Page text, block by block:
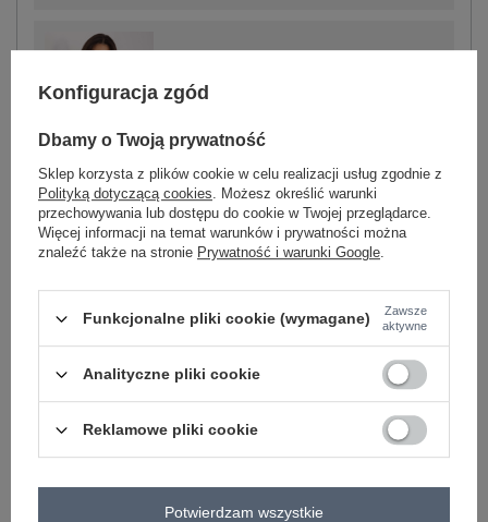
pistacjowy
Zobacz wszystkie kolory (+1)
ZALOGUJ SIĘ I ZOBACZ CENĘ
Masz pytanie? Chętnie pomożemy.
sposób prania : pranie w pralce w 30°C
Konfiguracja zgód
Dbamy o Twoją prywatność
Sklep korzysta z plików cookie w celu realizacji usług zgodnie z
Polityką dotyczącą cookies. Możesz określić warunki
przechowywania lub dostępu do cookie w Twojej przeglądarce.
Więcej informacji na temat warunków i prywatności można
znaleźć także na stronie Prywatność i warunki Google.
Funkcjonalne pliki cookie (wymagane)
Zawsze
aktywne
Analityczne pliki cookie
Reklamowe pliki cookie
Potwierdzam wszystkie